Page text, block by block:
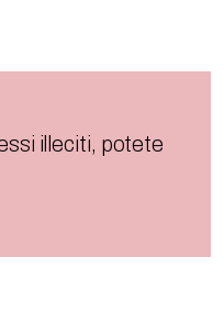
illeciti, potete